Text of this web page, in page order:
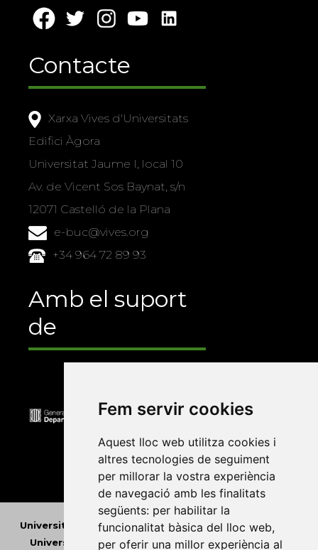
Fem servir cookies
Aquest lloc web utilitza cookies i
altres tecnologies de seguiment
per millorar la vostra experiència
de navegació amb les finalitats
següents: per habilitar la
funcionalitat bàsica del lloc web,
per oferir una millor experiència al
Contacte
Xarxa Vives d'Universitats
Edifici Àgora
Universitat Jaume I, local 10
Av. de Vicent Sos Baynat, s/n
12071 Castelló de la Plana
e-buc@vives.org
+34 964 72 89 93
Amb el suport
de
Universitat Abat Oliba CEU•Universitat d'Alacant
Universitat d'Andorra•Universitat Autònoma de